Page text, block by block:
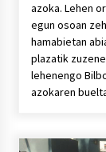
azoka. Lehen
egun osoan
hamabietan
plazatik
lehenengo
azokaren